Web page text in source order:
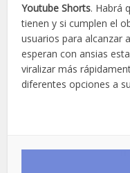
Youtube Shorts. Habrá
tienen y si cumplen el
usuarios para alcanzar
esperan con ansias
viralizar más
diferentes opciones a